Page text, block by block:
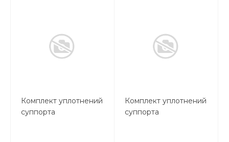
Комплект уплотнений
суппорта
Комплект уплотнений
суппорта